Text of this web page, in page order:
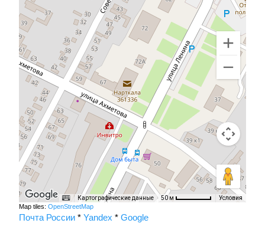
Картографические данные 50 м Условия
Map tiles: OpenStreetMap
Почта России * Yandex * Google